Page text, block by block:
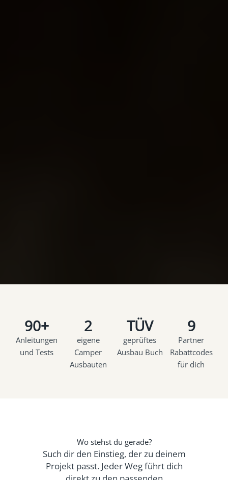
90+
Anleitungen
und Tests
2
eigene
Camper
Ausbauten
TÜV
geprüftes
Ausbau Buch
9
Partner
Rabattcodes
für dich
Wo stehst du gerade?
Such dir den Einstieg, der zu deinem
Projekt passt. Jeder Weg führt dich